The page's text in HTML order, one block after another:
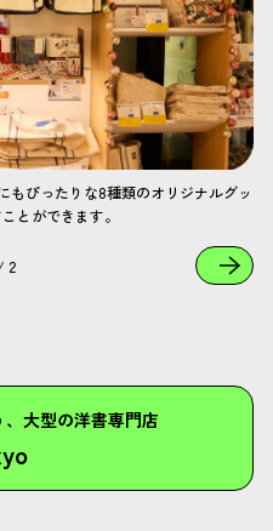
もぴったりな8種類のオリジナルグッ
とができます。
2
大型の洋書専門店